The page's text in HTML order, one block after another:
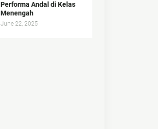
Performa Andal di Kelas
Menengah
June 22, 2025